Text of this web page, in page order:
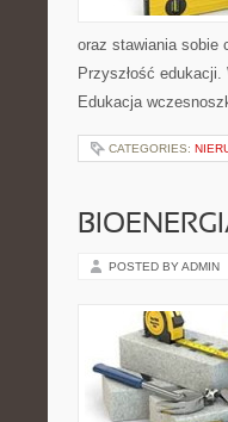
oraz stawiania sobie
Przyszłość
Edukacja
CATEGORIES:
POSTED BY ADMIN